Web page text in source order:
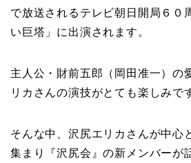
で放送されるテレビ朝日開局６０
い巨塔」に出演されます。
主人公・財前五郎（岡田准一）の
リカさんの演技がとても楽しみで
そんな中、沢尻エリカさんが中心
集まり『沢尻会』の新メンバーが